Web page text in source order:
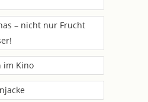
– nicht nur Frucht
im Kino